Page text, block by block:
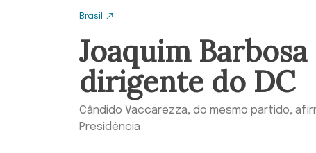
Brasil
Joaquim Barbosa
dirigente do DC
Cândido Vaccarezza, do mesmo partido,
Presidência